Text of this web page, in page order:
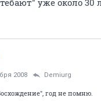
2008 Demiurg
год не помню.